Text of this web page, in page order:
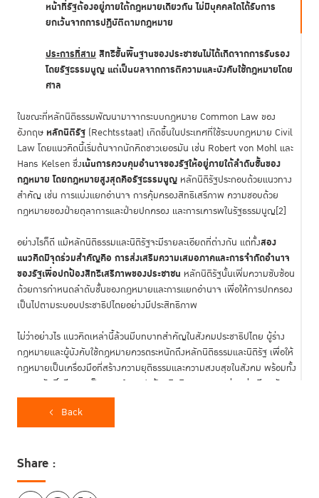
หน้าที่รัฐต้องอยู่ภายใต้กฎหมายเดียวกัน ไม่มีบุคคลใดได้รับการ
ยกเว้นจากการปฏิบัติตามกฎหมาย
ประการที่สามสิทธิขั้นพื้นฐานของประชาชนไม่ได้เกิดจากการรับรอง
โดยรัฐธรรมนูญ แต่เป็นผลจากการตีความและบังคับใช้กฎหมายโดย
ศาล
ในขณะที่หลักนิติธรรมพัฒนามาจากระบบกฎหมาย Common Law ของ
อังกฤษ หลักนิติรัฐ (Rechtsstaat) เกิดขึ้นในประเทศที่ใช้ระบบกฎหมาย Civil
Law โดยแนวคิดนี้เริ่มต้นจากนักคิดชาวเยอรมัน เช่น Robert von Mohl และ
Hans Kelsen ซึ่งเน้นการควบคุมอำนาจของรัฐให้อยู่ภายใต้ลำดับชั้นของ
กฎหมาย โดยกฎหมายสูงสุดคือรัฐธรรมนูญ หลักนิติรัฐประกอบด้วยแนวทาง
สำคัญ เช่น การแบ่งแยกอำนาจ การคุ้มครองสิทธิเสรีภาพ ความชอบด้วย
กฎหมายของฝ่ายตุลาการและฝ่ายปกครอง และการเคารพในรัฐธรรมนูญ[2]
อย่างไรก็ดี แม้หลักนิติธรรมและนิติรัฐจะมีรายละเอียดที่ต่างกัน แต่ทั้งสอง
แนวคิดมีจุดร่วมสำคัญคือ การส่งเสริมความเสมอภาคและการจำกัดอำนาจ
ของรัฐเพื่อปกป้องสิทธิเสรีภาพของประชาชน หลักนิติรัฐนั้นเพิ่มความซับซ้อน
ด้วยการกำหนดลำดับชั้นของกฎหมายและการแยกอำนาจ เพื่อให้การปกครอง
เป็นไปตามระบอบประชาธิปไตยอย่างมีประสิทธิภาพ
ไม่ว่าอย่างไร แนวคิดเหล่านี้ล้วนมีบทบาทสำคัญในสังคมประชาธิปไตย ผู้ร่าง
กฎหมายและผู้บังคับใช้กฎหมายควรตระหนักถึงหลักนิติธรรมและนิติรัฐ เพื่อให้
กฎหมายเป็นเครื่องมือที่สร้างความยุติธรรมและความสงบสุขในสังคม พร้อมทั้ง
เคารพศักดิ์ศรีความเป็นมนุษย์ และปกป้องสิทธิของทุกคนอย่างเท่าเทียมกัน
พัฒนาการหลักนิติธรรมในกฎหมายสูงสุดของประเทศไทย
การประกาศใช้รัฐธรรมนูญฉบับแรกในปี พ.ศ. 2475 ซึ่งถือเป็นจุดเปลี่ยน
สำคัญของการปกครองประเทศจากระบอบสมบูรณาญาสิทธิราชย์สู่ระบอบ
ประชาธิปไตยรัฐธรรมนูญฉบับถาวรแรกของไทย แม้ยังไม่มีการกล่าวถึง
Back
Share :